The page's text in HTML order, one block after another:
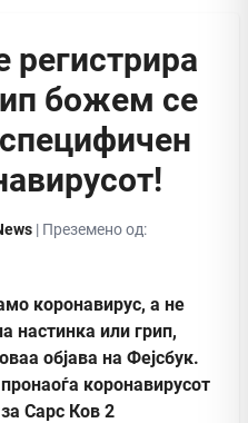
регистрира
божем се
| Преземено од:
коронавирус, а не
настинка или грип,
објава на Фејсбук.
коронавирусот
Сарс Ков 2